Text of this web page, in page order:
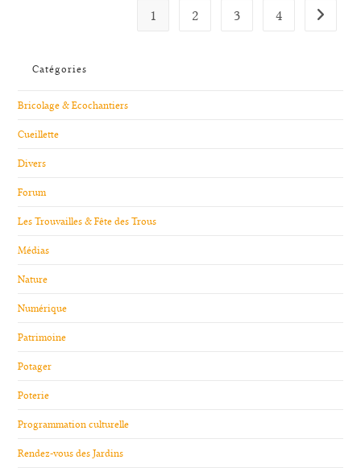
1 2 3 4 Aller à la
Catégories
Bricolage & Ecochantiers
Cueillette
Divers
Forum
Les Trouvailles & Fête des Trous
Médias
Nature
Numérique
Patrimoine
Potager
Poterie
Programmation culturelle
Rendez-vous des Jardins